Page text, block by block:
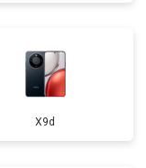
X9d